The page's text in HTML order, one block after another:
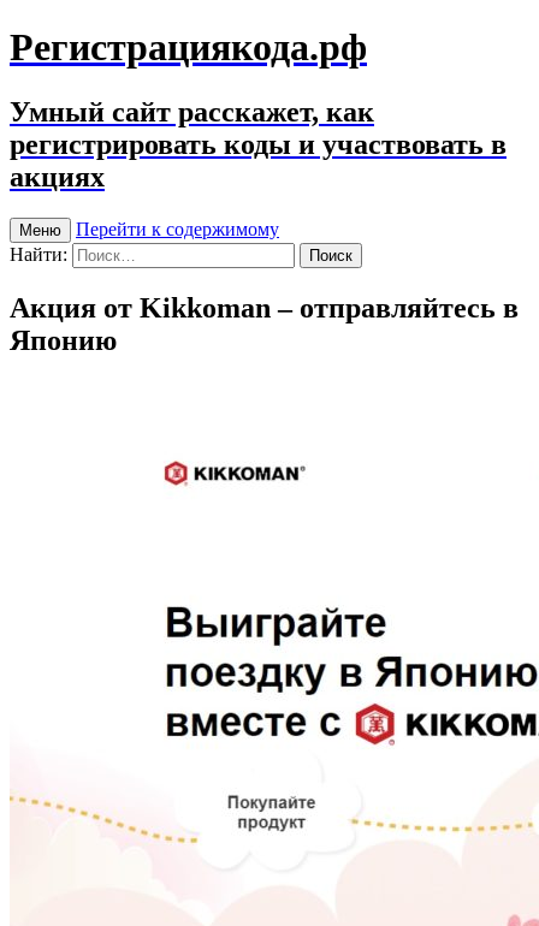
Регистрациякода.рф
Умный сайт расскажет, как
регистрировать коды и участвовать в
акциях
Меню
Перейти к содержимому
Найти:
Акция от Kikkoman – отправляйтесь в
Японию